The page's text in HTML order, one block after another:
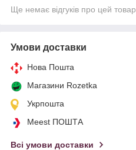
Ще немає відгуків про цей товар
Умови доставки
Нова Пошта
Магазини Rozetka
Укрпошта
Meest ПОШТА
Всі умови доставки